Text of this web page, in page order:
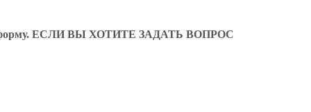
форму. ЕСЛИ ВЫ ХОТИТЕ ЗАДАТЬ ВОПРОС